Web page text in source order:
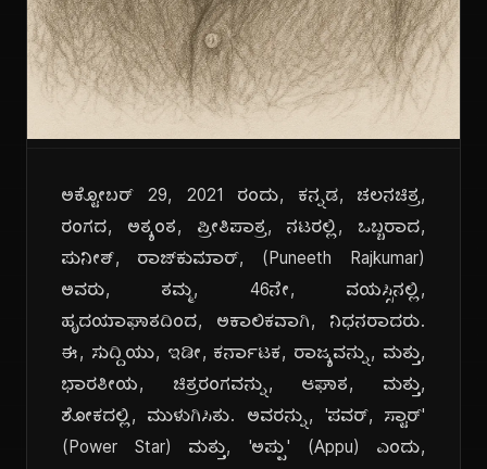
ಅಕ್ಟೋಬರ್ 29, 2021 ರಂದು, ಕನ್ನಡ, ಚಲನಚಿತ್ರ,
ರಂಗದ, ಅತ್ಯಂತ, ಪ್ರೀತಿಪಾತ್ರ, ನಟರಲ್ಲಿ, ಒಬ್ಬರಾದ,
ಪುನೀತ್, ರಾಜ್‌ಕುಮಾರ್, (Puneeth Rajkumar)
ಅವರು, ತಮ್ಮ, 46ನೇ, ವಯಸ್ಸಿನಲ್ಲಿ,
ಹೃದಯಾಘಾತದಿಂದ, ಅಕಾಲಿಕವಾಗಿ, ನಿಧನರಾದರು.
ಈ, ಸುದ್ದಿಯು, ಇಡೀ, ಕರ್ನಾಟಕ, ರಾಜ್ಯವನ್ನು, ಮತ್ತು,
ಭಾರತೀಯ, ಚಿತ್ರರಂಗವನ್ನು, ಆಘಾತ, ಮತ್ತು,
ಶೋಕದಲ್ಲಿ, ಮುಳುಗಿಸಿತು. ಅವರನ್ನು, 'ಪವರ್, ಸ್ಟಾರ್'
(Power Star) ಮತ್ತು, 'ಅಪ್ಪು' (Appu) ಎಂದು,